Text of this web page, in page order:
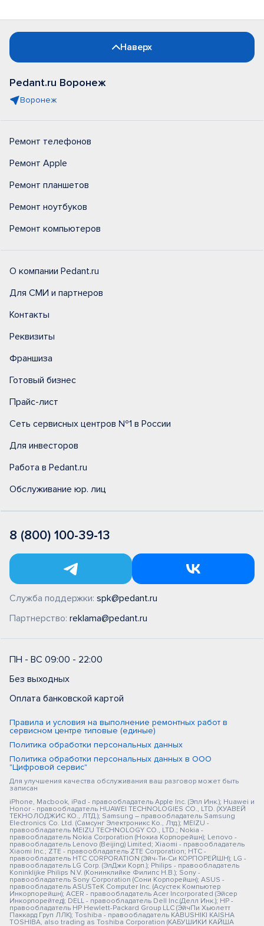
Наверх
Pedant.ru Воронеж
Воронеж
Ремонт телефонов
Ремонт Apple
Ремонт планшетов
Ремонт ноутбуков
Ремонт компьютеров
О компании Pedant.ru
Для СМИ и партнеров
Контакты
Реквизиты
Франшиза
Готовый бизнес
Прайс-лист
Сеть сервисных центров №1 в России
Для инвесторов
Работа в Pedant.ru
Обслуживание юр. лиц
8 (800) 100-39-13
Служба поддержки: spk@pedant.ru
Партнерство: reklama@pedant.ru
ПН - ВС 09:00 - 22:00
Без выходных
Оплата банковской картой
Правила и условия на выполнение ремонтных работ в
сервисном центре типовые (единые)
Политика обработки персональных данных
Политика обработки персональных данных в ООО
"Цифровой сервис"
Для улучшения качества обслуживания ваш разговор может быть
записан
iPhone, Macbook, iPad - правообладатель Apple Inc. (Эпл Инк.); Huawei и
Honor - правообладатель HUAWEI TECHNOLOGIES CO., LTD. (ХУАВЕЙ
ТЕКНОЛОДЖИС КО., ЛТД.); Samsung – правообладатель Samsung
Electronics Co. Ltd. (Самсунг Электроникс Ко., Лтд.); MEIZU -
правообладатель MEIZU TECHNOLOGY CO., LTD.; Nokia -
правообладатель Nokia Corporation (Нокиа Корпорейшн); Lenovo -
правообладатель Lenovo (Beijing) Limited; Xiaomi - правообладатель
Xiaomi Inc.; ZTE - правообладатель ZTE Corporation; HTC -
правообладатель HTC CORPORATION (Эйч-Ти-Си КОРПОРЕЙШН); LG -
правообладатель LG Corp. (ЭлДжи Корп.); Philips - правообладатель
Koninklijke Philips N.V. (Конинклийке Филипс Н.В.); Sony -
правообладатель Sony Corporation (Сони Корпорейшн); ASUS -
правообладатель ASUSTeK Computer Inc. (Асустек Компьютер
Инкорпорейшн); ACER - правообладатель Acer Incorporated (Эйсер
Инкорпорейтед); DELL - правообладатель Dell Inc.(Делл Инк.); HP -
правообладатель HP Hewlett-Packard Group LLC (ЭйчПи Хьюлетт
Паккард Груп ЛЛК); Toshiba - правообладатель KABUSHIKI KAISHA
TOSHIBA, also trading as Toshiba Corporation (КАБУШИКИ КАЙША